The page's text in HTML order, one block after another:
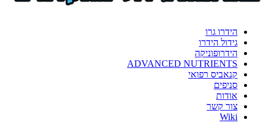
הידרו גרו
גידול הידרו
הידרופוניקה
ADVANCED NUTRIENTS
קנאביס רפואי
סניפים
אודות
צור קשר
Wiki
format_underlined הוסף קו תחתון לקישורים
את
כל